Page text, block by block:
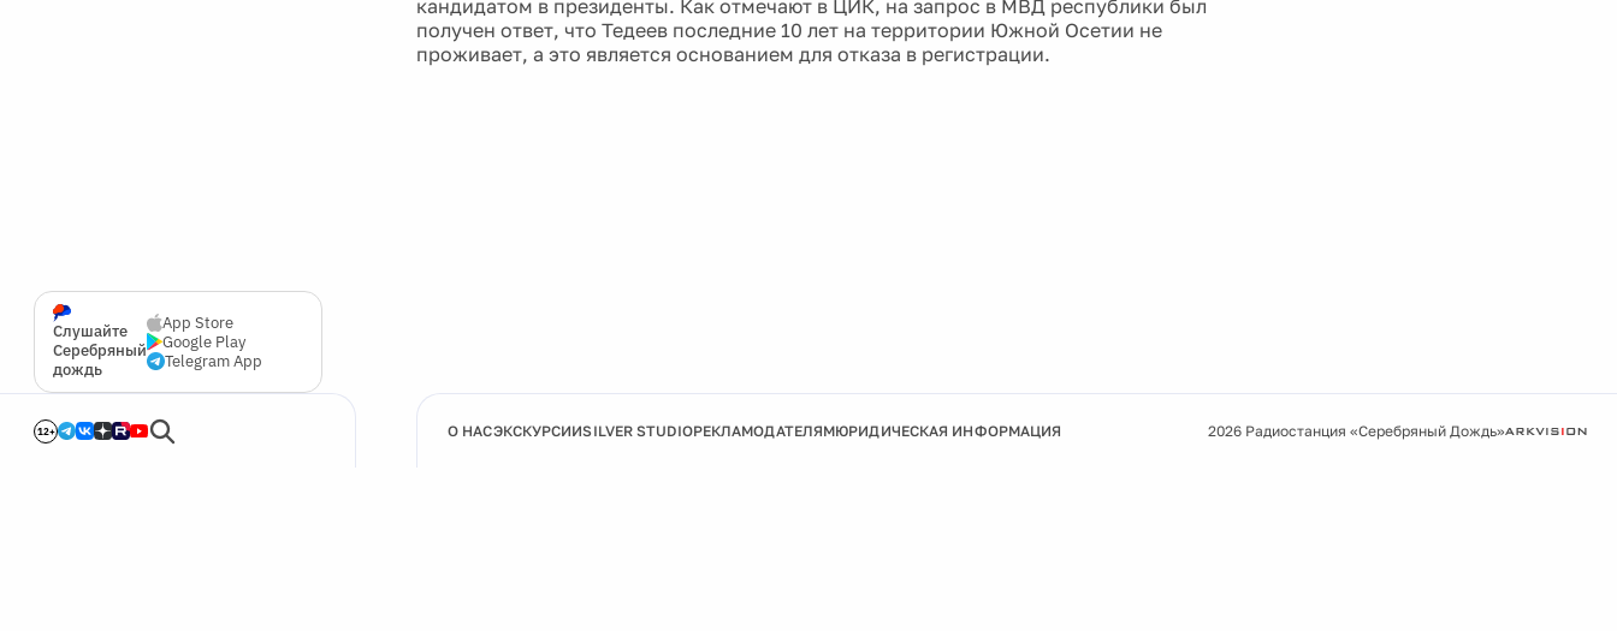
Слушайте
Серебряный
дождь
App Store
Google Play
Telegram App
12+
кандидатом в президенты. Как отмечают в ЦИК, на запрос в МВД республики был
получен ответ, что Тедеев последние 10 лет на территории Южной Осетии не
проживает, а это является основанием для отказа в регистрации.
О НАСЭКСКУРСИИSILVER STUDIOРЕКЛАМОДАТЕЛЯМЮРИДИЧЕСКАЯ ИНФОРМАЦИЯ 2026 Радиостанция «Серебряный Дождь»